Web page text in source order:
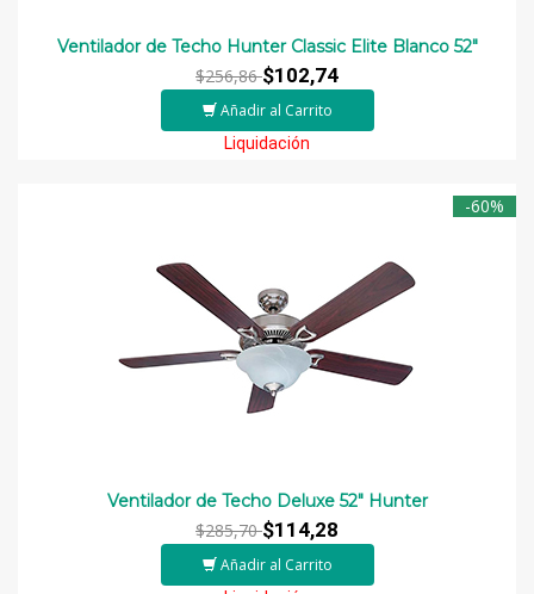
Ventilador de Techo Hunter Classic Elite Blanco 52"
$256,86$102,74
Añadir al Carrito
Liquidación
-60%
Ventilador de Techo Deluxe 52" Hunter
$285,70$114,28
Añadir al Carrito